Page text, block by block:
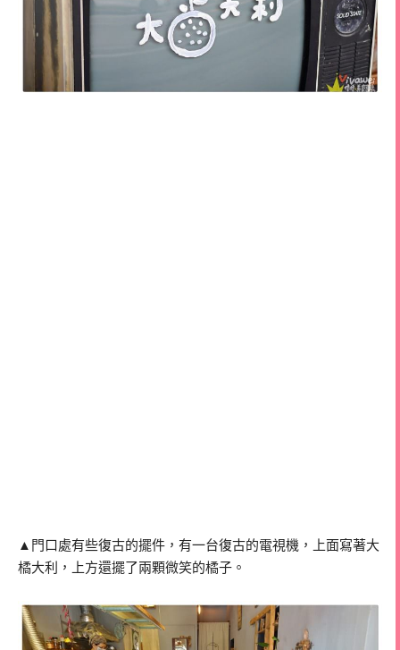
▲門口處有些復古的擺件，有一台復古的電視機，上面寫著大
橘大利，上方還擺了兩顆微笑的橘子。